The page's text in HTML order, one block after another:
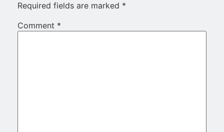
Required fields are marked *
Comment *